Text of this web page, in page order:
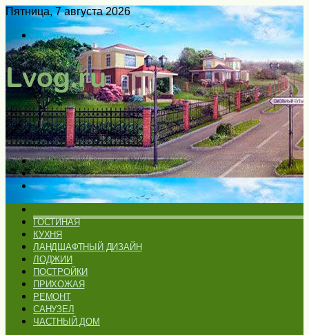
Пятница, 7 августа 2026
Войти
Switch
skin
Меню
Искать
Switch
skin
ГОСТИНАЯ
КУХНЯ
ЛАНДШАФТНЫЙ ДИЗАЙН
ЛОДЖИИ
ПОСТРОЙКИ
ПРИХОЖАЯ
РЕМОНТ
САНУЗЕЛ
ЧАСТНЫЙ ДОМ